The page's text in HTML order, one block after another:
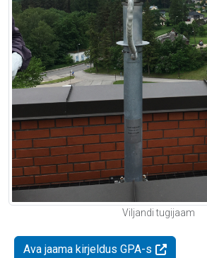
Viljandi tugijaam
Ava jaama kirjeldus GPA-s